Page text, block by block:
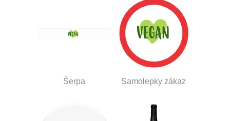
Šerpa Samolepky zákaz